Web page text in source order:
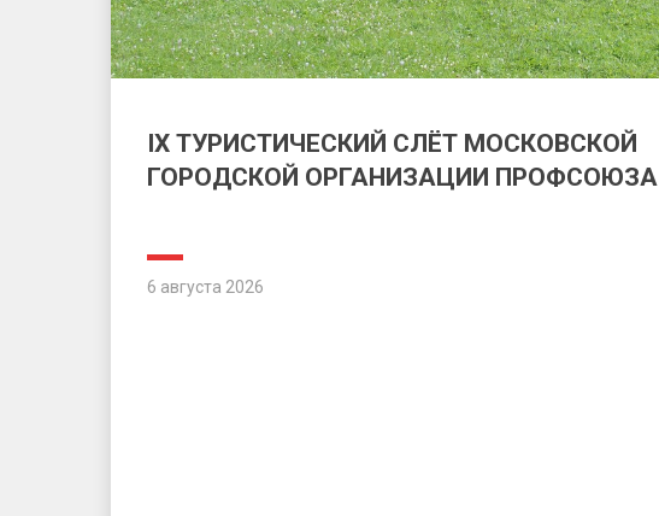
IX ТУРИСТИЧЕСКИЙ СЛЁТ МОСКОВСКОЙ
ГОРОДСКОЙ ОРГАНИЗАЦИИ ПРОФСОЮЗА
6 августа 2026